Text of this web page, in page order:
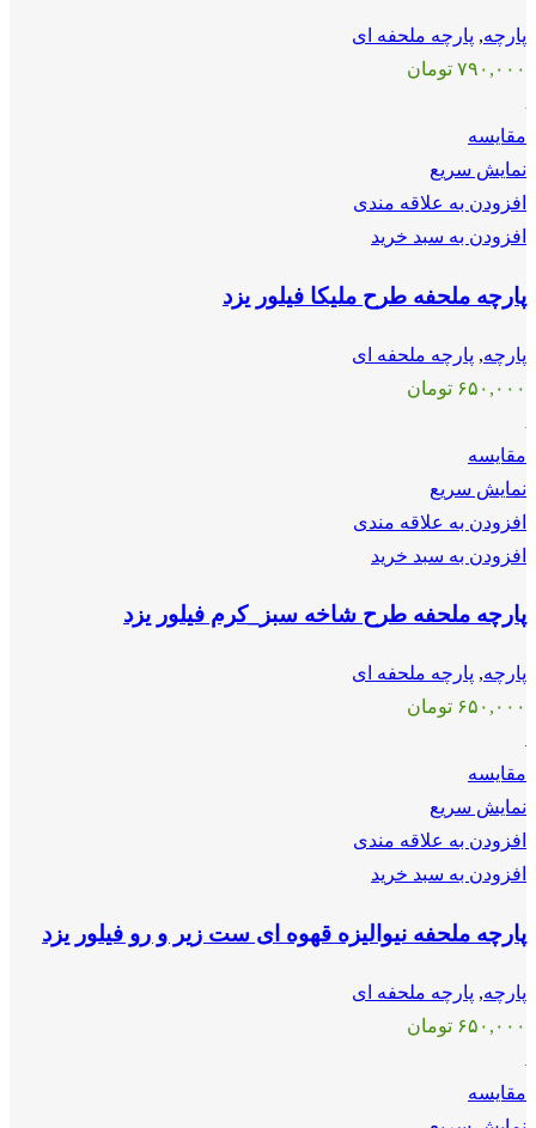
پارچه, پارچه ملحفه ای
۷۹۰,۰۰۰ تومان
مقايسه
نمایش سریع
افزودن به علاقه مندی
افزودن به سبد خرید
پارچه ملحفه طرح ملیکا فیلور یزد
پارچه, پارچه ملحفه ای
۶۵۰,۰۰۰ تومان
مقايسه
نمایش سریع
افزودن به علاقه مندی
افزودن به سبد خرید
پارچه ملحفه طرح شاخه سبز_کرم فیلور یزد
پارچه, پارچه ملحفه ای
۶۵۰,۰۰۰ تومان
مقايسه
نمایش سریع
افزودن به علاقه مندی
افزودن به سبد خرید
پارچه ملحفه نیوالیزه قهوه ای ست زیر و رو فیلور یزد
پارچه, پارچه ملحفه ای
۶۵۰,۰۰۰ تومان
مقايسه